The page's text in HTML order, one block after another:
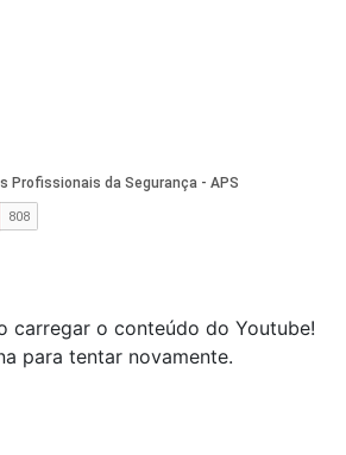
carregar o conteúdo do Youtube!
para tentar novamente.